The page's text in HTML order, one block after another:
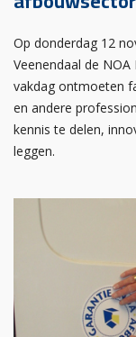
Op donderdag 12
Veenendaal de
vakdag ontmoeten
en andere
kennis te delen,
leggen.